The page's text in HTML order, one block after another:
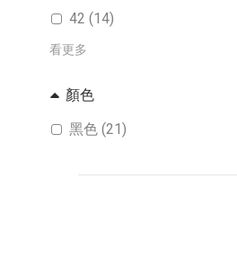
42 (14)
看更多
顏色
黑色 (21)